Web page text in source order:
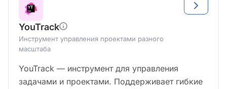
YouTrack
Инструмент управления проектами разного
масштаба
YouTrack — инструмент для управления
задачами и проектами. Поддерживает гибкие